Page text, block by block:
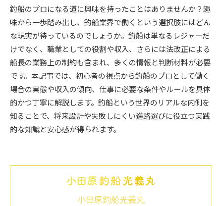
釣船のプロになる道に興味を持ったことはありませんか？趣
味から一歩踏み出し、釣船業界で働くという選択肢にはどん
な現実が待っているのでしょうか。釣船は単なるレジャーだ
けでなく、職業としての役割や収入、さらには法改正による
船長の業務上の制約も含まれ、多くの情報と判断材料が必要
です。本記事では、初心者の視点から釣船のプロとして働く
場合の実態や収入の傾向、仕事に必要な条件やルールを具体
的かつ丁寧に解説します。釣船という世界のリアルな内側を
知ることで、将来設計や失敗しにくい進路選びに役立つ実践
的な知識と安心感が得られます。
小田原釣船光義丸